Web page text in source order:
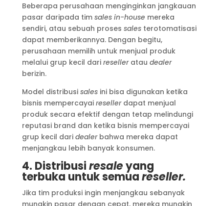
Beberapa perusahaan menginginkan jangkauan
pasar daripada tim sales in-house mereka
sendiri, atau sebuah proses salesterotomatisasi
dapat memberikannya. Dengan begitu,
perusahaan memilih untuk menjual produk
melalui grup kecil dari reseller atau dealer
berizin.
Model distribusi salesini bisa digunakan ketika
bisnis mempercayai reseller dapat menjual
produk secara efektif dengan tetap melindungi
reputasi brand dan ketika bisnis mempercayai
grup kecil dari dealer bahwa mereka dapat
menjangkau lebih banyak konsumen.
4. Distribusiresaleyang
terbuka untuk semuareseller.
Jika tim produksi ingin menjangkau sebanyak
mungkin pasar dengan cepat, mereka mungkin